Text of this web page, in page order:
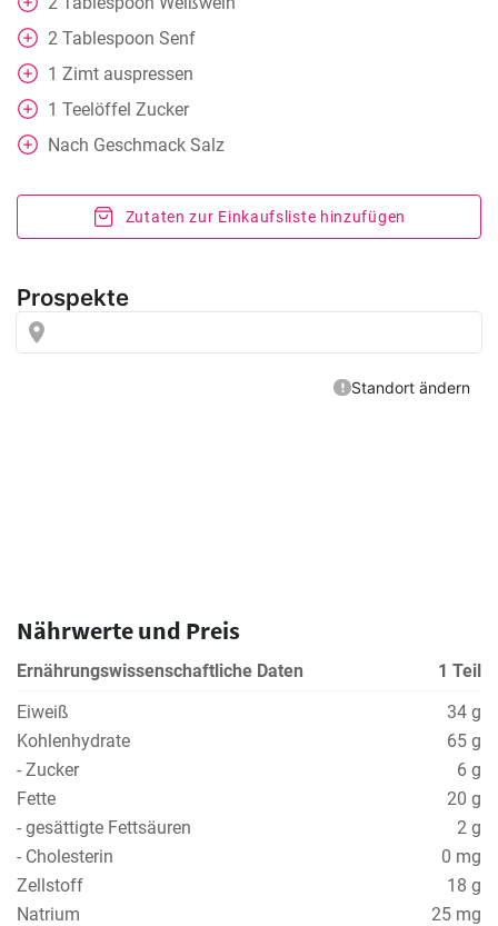
2 Tablespoon Senf
1 Zimt auspressen
1 Teelöffel Zucker
Nach Geschmack Salz
Zutaten zur Einkaufsliste hinzufügen
Nährwerte und Preis
Ernährungswissenschaftliche Daten
1 Teil
Eiweiß
34 g
Kohlenhydrate
65 g
- Zucker
6 g
Fette
20 g
- gesättigte Fettsäuren
2 g
- Cholesterin
0 mg
Zellstoff
18 g
Natrium
25 mg